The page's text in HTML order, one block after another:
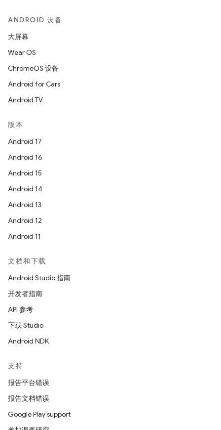
ANDROID 设备
大屏幕
Wear OS
ChromeOS 设备
Android for Cars
Android TV
版本
Android 17
Android 16
Android 15
Android 14
Android 13
Android 12
Android 11
文档和下载
Android Studio 指南
开发者指南
API 参考
下载 Studio
Android NDK
支持
报告平台错误
报告文档错误
Google Play support